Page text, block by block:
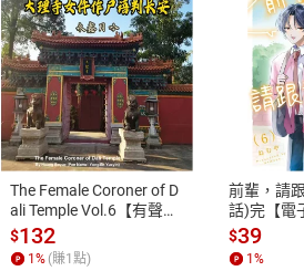
付款方式
ATM轉帳、信用卡、LINE PAY、
The Female Coroner of D
ali Temple Vol.6【有聲
書】
$132
1 % (賺1 點)
前輩，請
話)完【電
$39
1 %